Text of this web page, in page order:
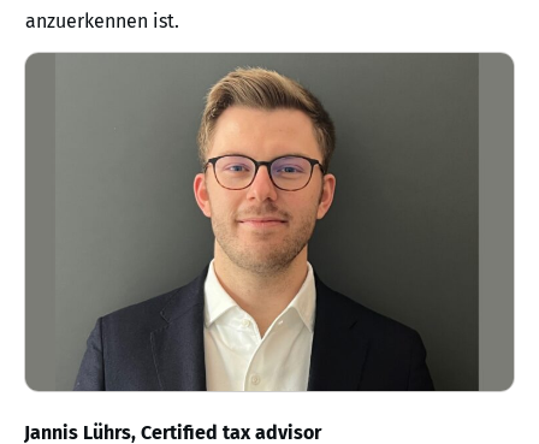
anzuerkennen ist.
Jannis Lührs, Certified tax advisor